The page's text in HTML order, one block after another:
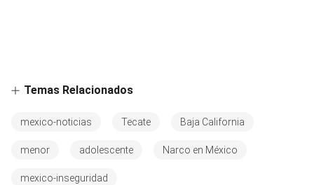
Temas Relacionados
mexico-noticias Tecate Baja California
menor adolescente Narco en México
mexico-inseguridad